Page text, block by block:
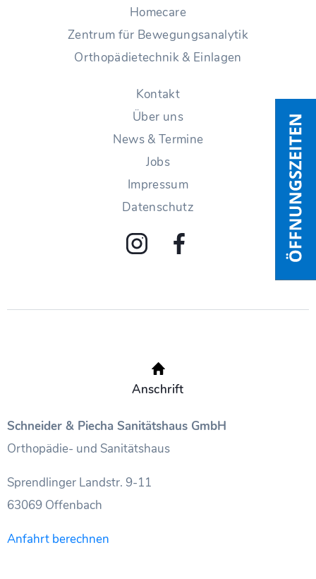
Homecare
Zentrum für Bewegungsanalytik
Orthopädietechnik & Einlagen
Kontakt
Über uns
News & Termine
Jobs
Impressum
Datenschutz
Anschrift
Schneider & Piecha Sanitätshaus GmbH
Orthopädie- und Sanitätshaus
Sprendlinger Landstr. 9-11
63069 Offenbach
Anfahrt berechnen